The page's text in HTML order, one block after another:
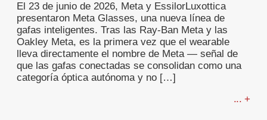
El 23 de junio de 2026, Meta y EssilorLuxottica
presentaron Meta Glasses, una nueva línea de
gafas inteligentes. Tras las Ray-Ban Meta y las
Oakley Meta, es la primera vez que el wearable
lleva directamente el nombre de Meta — señal de
que las gafas conectadas se consolidan como una
categoría óptica autónoma y no […]
... +